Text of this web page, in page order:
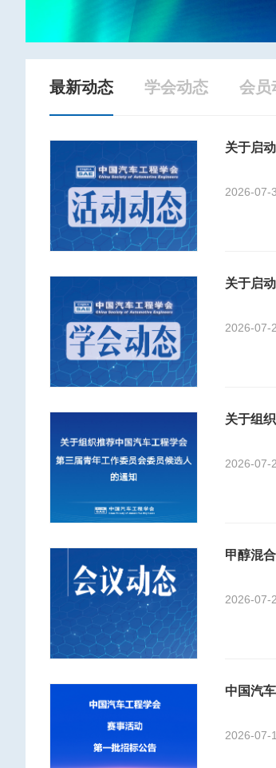
最新动态 学会动态 会员
关于启
2026-07-
关于启
2026-07-
关于组
2026-07-
甲醇混
2026-07-
中国汽
2026-07-